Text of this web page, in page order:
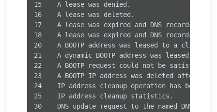
15    A lease was denied.
16    A lease was deleted.
17    A lease was expired and DNS records
18    A lease was expired and DNS records
20    A BOOTP address was leased to a client.
21    A dynamic BOOTP address was leased to
22    A BOOTP request could not be satisfied
23    A BOOTP IP address was deleted after
24    IP address cleanup operation has began.
25    IP address cleanup statistics.
30    DNS update request to the named DNS